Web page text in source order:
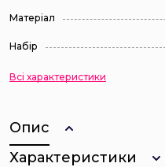
Матеріал
Набір
Всі характеристики
Опис
Характеристики